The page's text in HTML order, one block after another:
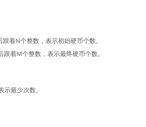
着N个整数，表示初始硬币个数。
着M个整数，表示最终硬币个数。
最少次数。